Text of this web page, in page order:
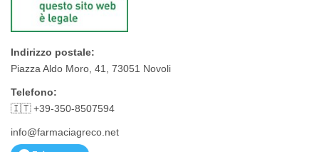
Indirizzo postale:
Piazza Aldo Moro, 41, 73051 Novoli
Telefono:
🇮🇹 +39-350-8507594
info@farmaciagreco.net